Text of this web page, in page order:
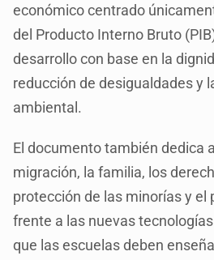
económico centrado
del Producto Interno Bruto
desarrollo con base en la
reducción de desigualdades y
ambiental.
El documento también dedica
migración, la familia, los
protección de las minorías y el
frente a las nuevas
que las escuelas deben